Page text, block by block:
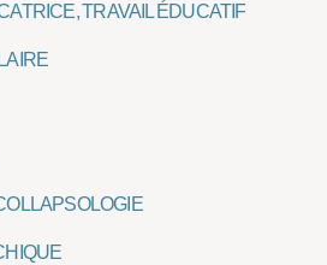
TRAVAIL ÉDUCATIF